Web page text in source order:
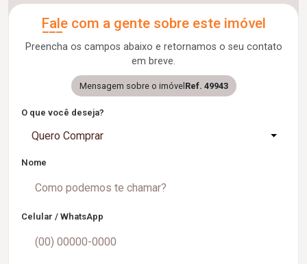
Fale com a gente sobre este imóvel
Preencha os campos abaixo e retornamos o seu contato
em breve.
Mensagem sobre o imóvel Ref. 49943
O que você deseja?
Quero Comprar
Nome
Celular / WhatsApp